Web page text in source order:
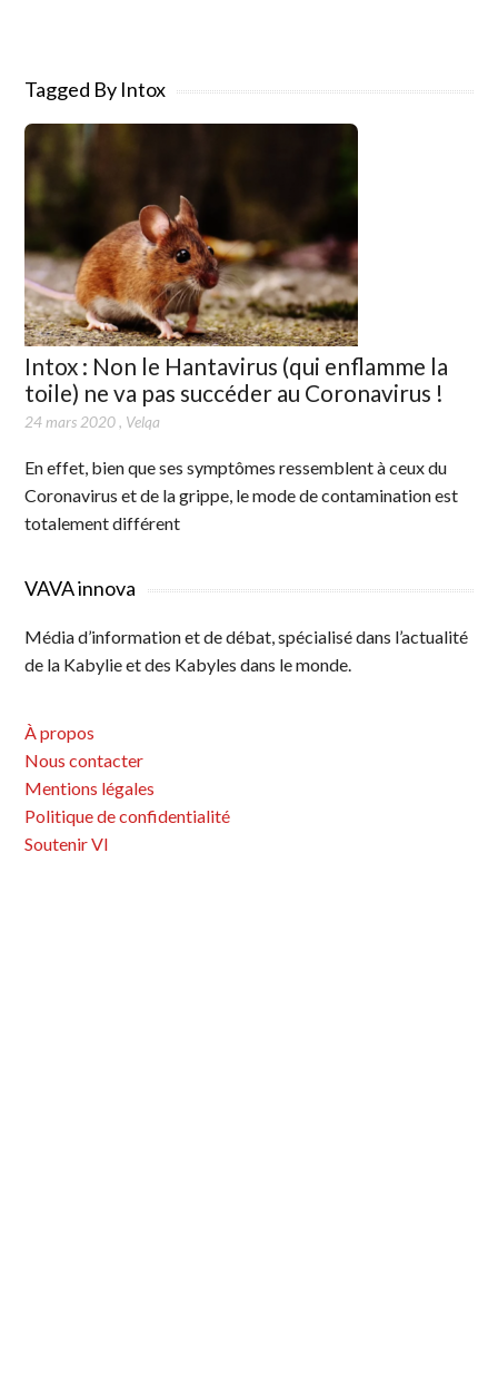
Tagged By Intox
Intox : Non le Hantavirus (qui enflamme la
toile) ne va pas succéder au Coronavirus !
24 mars 2020, Velqa
En effet, bien que ses symptômes ressemblent à ceux du
Coronavirus et de la grippe, le mode de contamination est
totalement différent
VAVA innova
Média d’information et de débat, spécialisé dans l’actualité
de la Kabylie et des Kabyles dans le monde.
À propos
Nous contacter
Mentions légales
Politique de confidentialité
Soutenir VI